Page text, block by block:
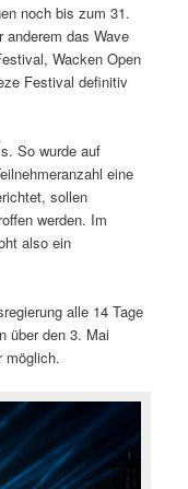
noch bis zum 31.
das Wave
Wacken Open
Festival definitiv
So wurde auf
eine
sollen
werden. Im
also ein
alle 14 Tage
über den 3. Mai
möglich.